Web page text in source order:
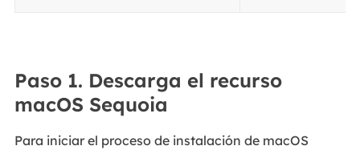
Paso 1. Descarga el recurso
macOS Sequoia
Para iniciar el proceso de instalación de macOS